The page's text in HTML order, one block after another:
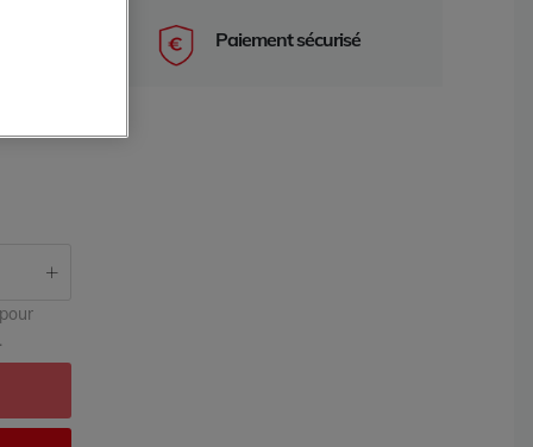
Paiement sécurisé